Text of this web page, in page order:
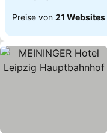
Preise von 21 Websites